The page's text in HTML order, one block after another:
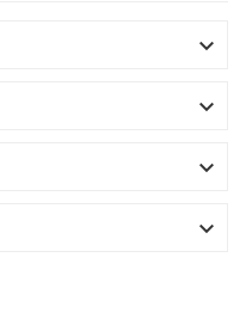



